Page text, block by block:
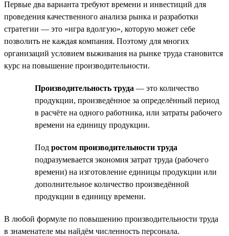
Первые два варианта требуют времени и инвестиций для
проведения качественного анализа рынка и разработки
стратегии — это «игра вдолгую», которую может себе
позволить не каждая компания. Поэтому для многих
организаций условием выживания на рынке труда становится
курс на повышение производительности.
Производительность труда — это количество
продукции, произведённое за определённый период
в расчёте на одного работника, или затраты рабочего
времени на единицу продукции.
Под ростом производительности труда
подразумевается экономия затрат труда (рабочего
времени) на изготовление единицы продукции или
дополнительное количество произведённой
продукции в единицу времени.
В любой формуле по повышению производительности труда
в знаменателе мы найдём численность персонала.